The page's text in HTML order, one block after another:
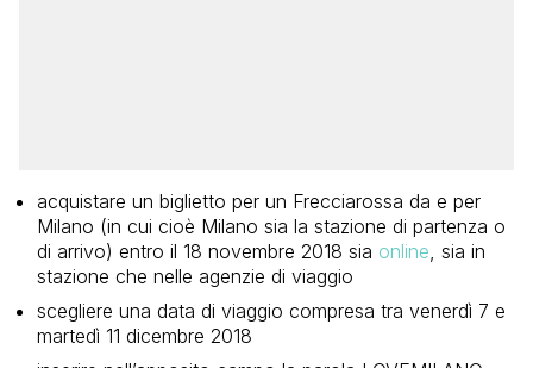
acquistare un biglietto per un Frecciarossa da e per
Milano (in cui cioè Milano sia la stazione di partenza o
di arrivo) entro il 18 novembre 2018 sia online , sia in
stazione che nelle agenzie di viaggio
scegliere una data di viaggio compresa tra venerdì 7 e
martedì 11 dicembre 2018